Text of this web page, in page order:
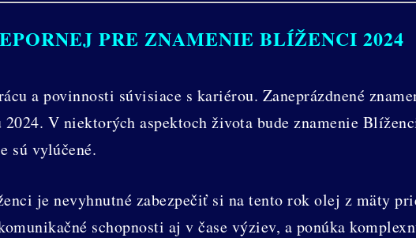
PRE ZNAMENIE BLÍŽENCI 2024
a povinnosti súvisiace s kariérou. Zaneprázdnené
V niektorých aspektoch života bude znamenie
sú vylúčené.
je nevyhnutné zabezpečiť si na tento rok olej z mäty
schopnosti aj v čase výziev, a ponúka